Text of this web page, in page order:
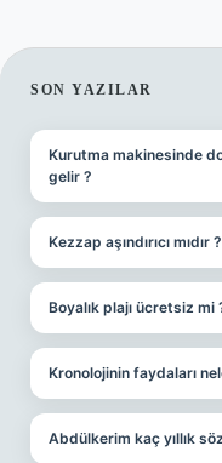
SIDEBAR
SON YAZILAR
Kurutma makinesinde
gelir ?
Kezzap aşındırıcı mıdır ?
Boyalık plajı ücretsiz mi
Kronolojinin faydaları
Abdülkerim kaç yıllık